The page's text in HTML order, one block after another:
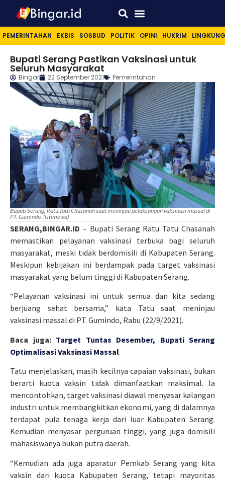
PEMERINTAHAN EKBIS SOSBUD POLITIK OPINI HUKRIM
Bupati Serang Pastikan Vaksinasi untuk
Seluruh Masyarakat
Bingar 22 September 2021 Pemerintahan
Bupati Serang, Ratu Tatu Chasanah saat meninjau pelaksanaan vaksinasi massal di
PT. Gumindo. (Istimewa)
SERANG,BINGAR.ID – Bupati Serang Ratu Tatu Chasanah
memastikan pelayanan vaksinasi terbuka bagi seluruh
masyarakat, meski tidak berdomisili di Kabupaten Serang.
Meskipun kebijakan ini berdampak pada target vaksinasi
masyarakat yang belum tinggi di Kabupaten Serang.
“Pelayanan vaksinasi ini untuk semua dan kita sedang
berjuang sehat bersama,” kata Tatu saat meninjau
vaksinasi massal di PT. Gumindo, Rabu (22/9/2021).
Baca juga: Target Tuntas Desember, Bupati Serang
Optimalisasi Vaksinasi Massal
Tatu menjelaskan, masih kecilnya capaian vaksinasi, bukan
berarti kuota vaksin tidak dimanfaatkan maksimal. Ia
mencontohkan, target vaksinasi diawal menyasar kalangan
industri untuk membangkitkan ekonomi, yang di dalamnya
terdapat pula tenaga kerja dari luar Kabupaten Serang.
Kemudian menyasar perguruan tinggi, yang juga domisili
mahasiswanya bukan putra daerah.
“Kemudian ada juga aparatur Pemkab Serang yang kita
vaksin dari kuota Kabupaten Serang, tetapi mayoritas